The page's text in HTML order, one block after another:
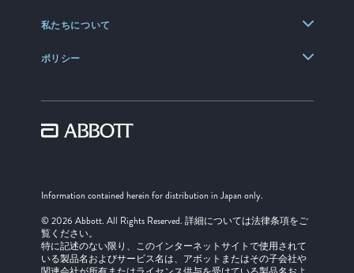
私たちについて
ポリシー
Information contained herein for distribution in Japan only.
© 2026 Abbott. All Rights Reserved. 詳細については法律条項をご
覧ください。
特に記述のない限り、このインターネットサイトで使用されて
いる製品名およびサービス名は、アボットまたはその子会社や